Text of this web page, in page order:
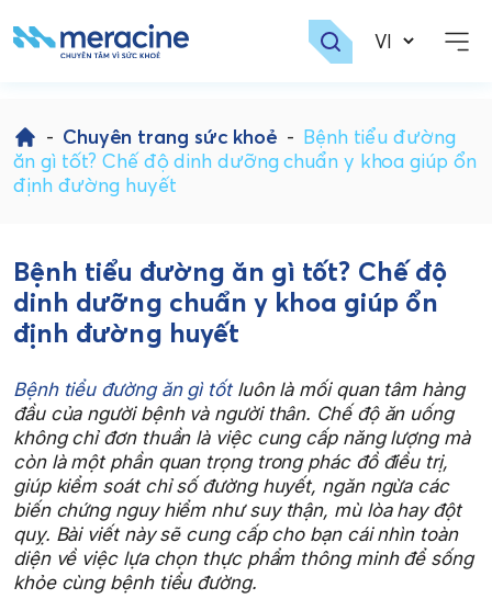
to
content
- Chuyên trang sức khoẻ - Bệnh tiểu đường
ăn gì tốt? Chế độ dinh dưỡng chuẩn y khoa giúp ổn
định đường huyết
Bệnh tiểu đường ăn gì tốt? Chế độ
dinh dưỡng chuẩn y khoa giúp ổn
định đường huyết
Bệnh tiểu đường ăn gì tốtluôn là mối quan tâm hàng
đầu của người bệnh và người thân. Chế độ ăn uống
không chỉ đơn thuần là việc cung cấp năng lượng mà
còn là một phần quan trọng trong phác đồ điều trị,
giúp kiểm soát chỉ số đường huyết, ngăn ngừa các
biến chứng nguy hiểm như suy thận, mù lòa hay đột
quỵ. Bài viết này sẽ cung cấp cho bạn cái nhìn toàn
diện về việc lựa chọn thực phẩm thông minh để sống
khỏe cùng bệnh tiểu đường.